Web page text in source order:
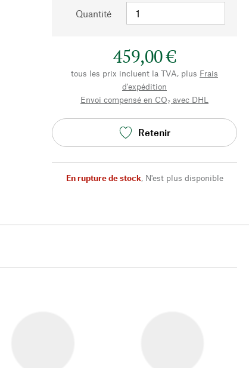
Quantité
459,00 €
tous les prix incluent la TVA, plus Frais
d'expédition
Envoi compensé en CO₂ avec DHL
Retenir
En rupture de stock, N'est plus disponible